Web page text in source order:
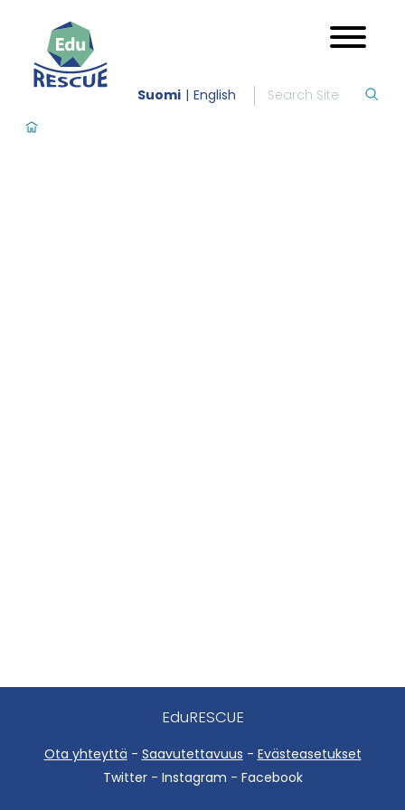
Suomi English
EduRESCUE
Ota yhteyttä - Saavutettavuus - Evästeasetukset
Twitter - Instagram - Facebook